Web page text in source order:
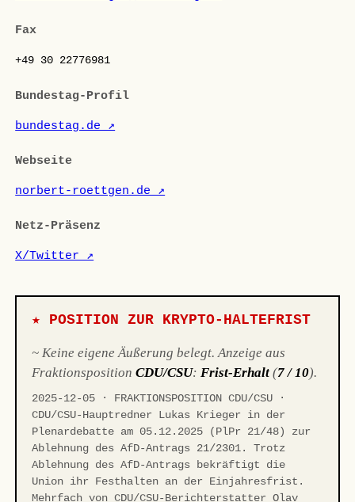
Fax
+49 30 22776981
Bundestag-Profil
bundestag.de ↗
Webseite
norbert-roettgen.de ↗
Netz-Präsenz
X/Twitter ↗
★ POSITION ZUR KRYPTO-HALTEFRIST
~ Keine eigene Äußerung belegt. Anzeige aus
FraktionspositionCDU/CSU:Frist-Erhalt (7 / 10).
2025-12-05 · FRAKTIONSPOSITION CDU/CSU ·
CDU/CSU-Hauptredner Lukas Krieger in der
Plenardebatte am 05.12.2025 (PlPr 21/48) zur
Ablehnung des AfD-Antrags 21/2301. Trotz
Ablehnung des AfD-Antrags bekräftigt die
Union ihr Festhalten an der Einjahresfrist.
Mehrfach von CDU/CSU-Berichterstatter Olav